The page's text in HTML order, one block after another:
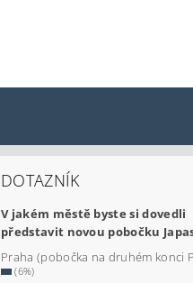
DOTAZNÍK
V jakém městě byste si dovedli
představit novou pobočku
Praha (pobočka na druhém konci
(6%)